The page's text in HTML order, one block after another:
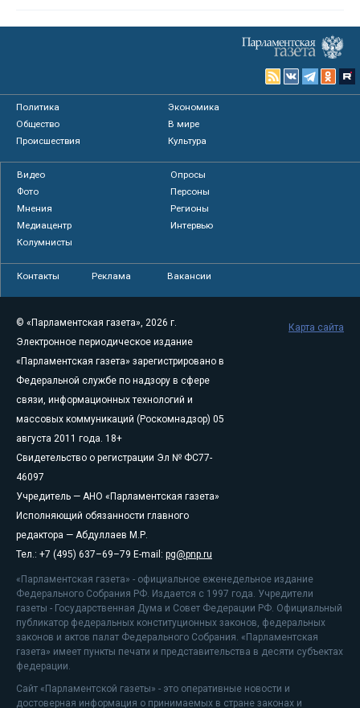
Политика
Экономика
Общество
В мире
Происшествия
Культура
Видео
Опросы
Фото
Персоны
Мнения
Регионы
Медиацентр
Интервью
Колумнисты
Контакты Реклама Вакансии
© «Парламентская газета», 2026 г.
Электронное периодическое издание
«Парламентская газета» зарегистрировано в
Федеральной службе по надзору в сфере
связи, информационных технологий и
массовых коммуникаций (Роскомнадзор) 05
августа 2011 года. 18+
Свидетельство о регистрации Эл № ФС77-
46097
Учредитель — АНО «Парламентская газета»
Исполняющий обязанности главного
редактора — Абдуллаев М.Р.
Тел.: +7 (495) 637–69–79 E-mail: pg@pnp.ru
«Парламентская газета» - официальное еженедельное издание
Федерального Собрания РФ. Издается с 1997 года. Учредители
газеты - Государственная Дума и Совет Федерации РФ. Официальный
публикатор федеральных конституционных законов, федеральных
законов и актов палат Федерального Собрания. «Парламентская
газета» имеет пункты печати и представительства в десяти субъектах
федерации.
Сайт «Парламентской газеты» - это оперативные новости и
достоверная информация о принимаемых в стране законах и
Карта сайта